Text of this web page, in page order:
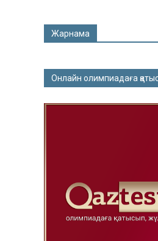
Жарнама
Онлайн олимпиадаға